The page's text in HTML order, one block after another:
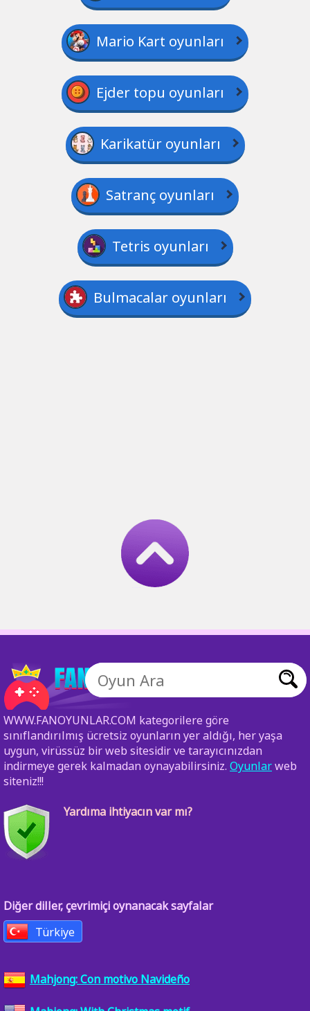
Mario Kart oyunları
Ejder topu oyunları
Karikatür oyunları
Satranç oyunları
Tetris oyunları
Bulmacalar oyunları
WWW.FANOYUNLAR.COM kategorilere göre
sınıflandırılmış ücretsiz oyunların yer aldığı, her yaşa
uygun, virüssüz bir web sitesidir ve tarayıcınızdan
indirmeye gerek kalmadan oynayabilirsiniz. Oyunlarweb
siteniz!!!
Yardıma ihtiyacın var mı?
Diğer diller, çevrimiçi oynanacak sayfalar
Türkiye
Mahjong: Con motivo Navideño